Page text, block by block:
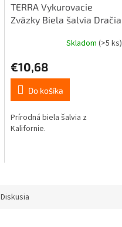
TERRA Vykurovacie
Zväzky Biela šalvia Dračia
Skladom (>5 ks)
€10,68
Do košíka
Prírodná biela šalvia z
Kalifornie.
Diskusia